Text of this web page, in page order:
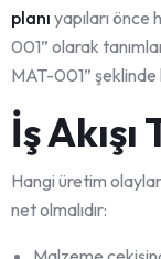
planı yapıları önce
001” olarak
MAT-001” şeklinde
İş
Hangi üretim
net olmalıdır: